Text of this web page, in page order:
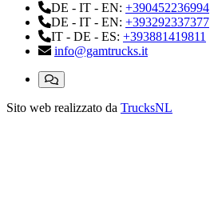
DE - IT - EN: +390452236994
DE - IT - EN: +393292337377
IT - DE - ES: +393881419811
info@gamtrucks.it
Sito web realizzato da TrucksNL